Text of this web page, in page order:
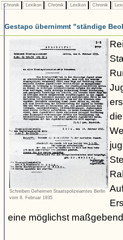
Chronik Lexikon Chronik Lexikon Chronik
Gestapo übernimmt "ständige
Schreiben Geheimen Staatspolizeiamtes Berlin
vom 8. Februar 1935
eine möglichst